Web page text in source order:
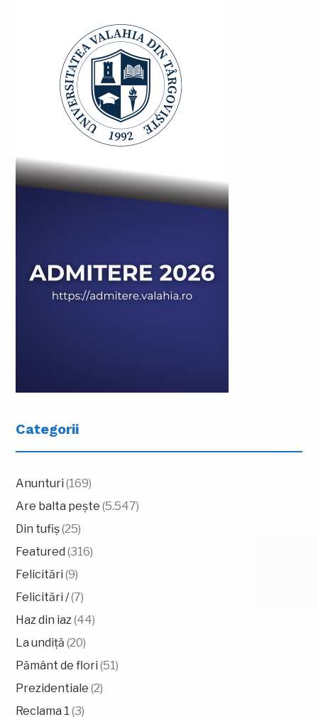
Categorii
Anunturi (169)
Are balta pește (5.547)
Din tufiș(25)
Featured (316)
Felicitări (9)
Felicitări /(7)
Haz din iaz(44)
La undiță (20)
Pământ de flori (51)
Prezidentiale (2)
Reclama 1 (3)